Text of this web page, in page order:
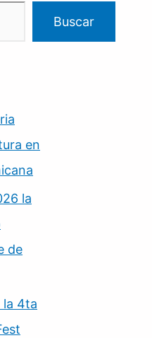
Buscar
en
la
de
la 4ta